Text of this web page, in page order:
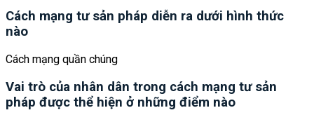
Cách mạng tư sản pháp diễn ra dưới hình thức
nào
Cách mạng quần chúng
Vai trò của nhân dân trong cách mạng tư sản
pháp được thể hiện ở những điểm nào